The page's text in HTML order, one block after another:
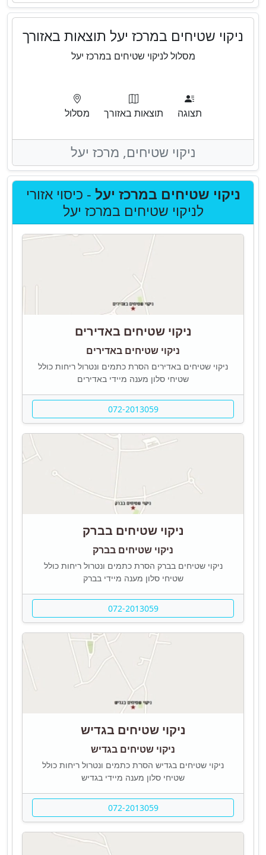
ניקוי שטיחים במרכז יעל תוצאות באזורך
מסלול לניקוי שטיחים במרכז יעל
תצוגה תוצאות באזורך מסלול
ניקוי שטיחים, מרכז יעל
ניקוי שטיחים במרכז יעל - כיסוי אזורי
לניקוי שטיחים במרכז יעל
ניקוי שטיחים באדירים
ניקוי שטיחים באדירים
ניקוי שטיחים באדירים הסרת כתמים ונטרול ריחות כולל
שטיחי סלון מענה מיידי באדירים
072-2013059
ניקוי שטיחים בברק
ניקוי שטיחים בברק
ניקוי שטיחים בברק הסרת כתמים ונטרול ריחות כולל
שטיחי סלון מענה מיידי בברק
072-2013059
ניקוי שטיחים בגדיש
ניקוי שטיחים בגדיש
ניקוי שטיחים בגדיש הסרת כתמים ונטרול ריחות כולל
שטיחי סלון מענה מיידי בגדיש
072-2013059